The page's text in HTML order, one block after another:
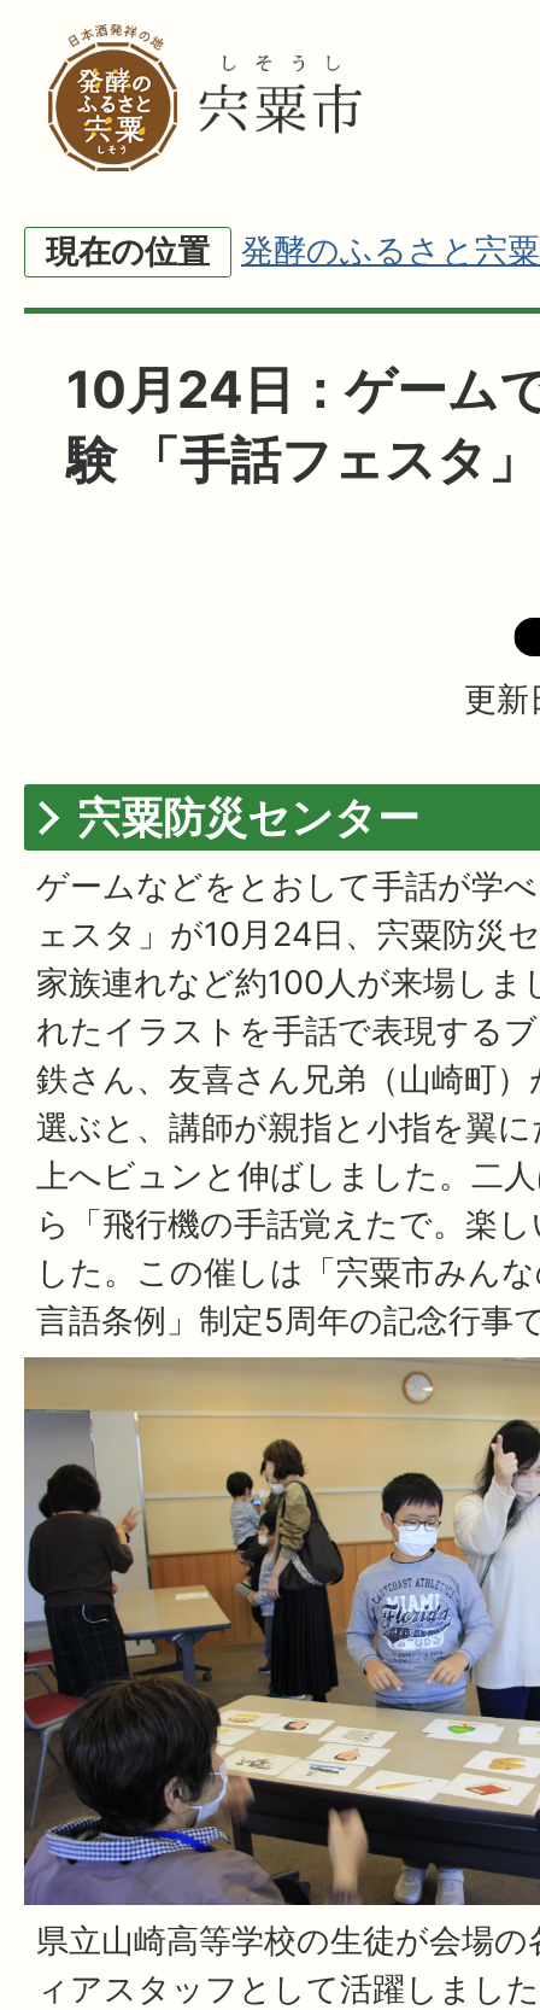
現在の位置 発酵のふるさと宍粟
10月24日：ゲーム
験 「手話フェスタ
更新
宍粟防災センター
ゲームなどをとおして手話が学
ェスタ」が10月24日、宍粟防災
家族連れなど約100人が来場しま
れたイラストを手話で表現する
鉄さん、友喜さん兄弟（山崎町
選ぶと、講師が親指と小指を翼
上へビュンと伸ばしました。二
ら「飛行機の手話覚えたで。楽
した。この催しは「宍粟市みん
言語条例」制定5周年の記念行事
県立山崎高等学校の生徒が会場
ィアスタッフとして活躍しまし